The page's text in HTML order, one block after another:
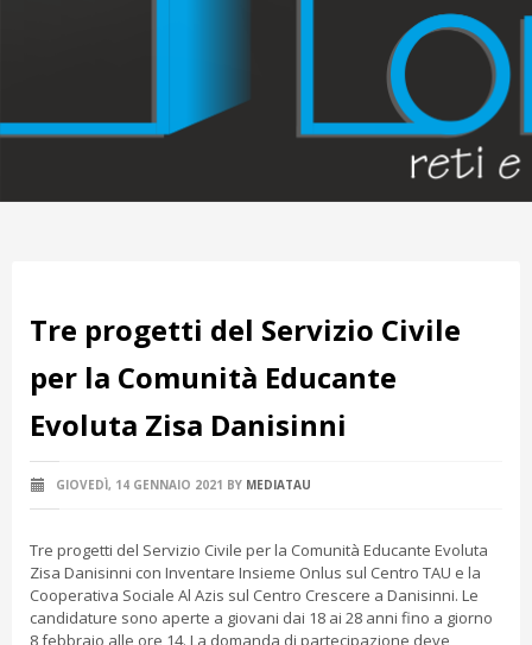
Tre progetti del Servizio Civile
per la Comunità Educante
Evoluta Zisa Danisinni
GIOVEDÌ, 14 GENNAIO 2021 BY MEDIATAU
Tre progetti del Servizio Civile per la Comunità Educante Evoluta
Zisa Danisinni con Inventare Insieme Onlus sul Centro TAU e la
Cooperativa Sociale Al Azis sul Centro Crescere a Danisinni. Le
candidature sono aperte a giovani dai 18 ai 28 anni fino a giorno
8 febbraio alle ore 14. La domanda di partecipazione deve